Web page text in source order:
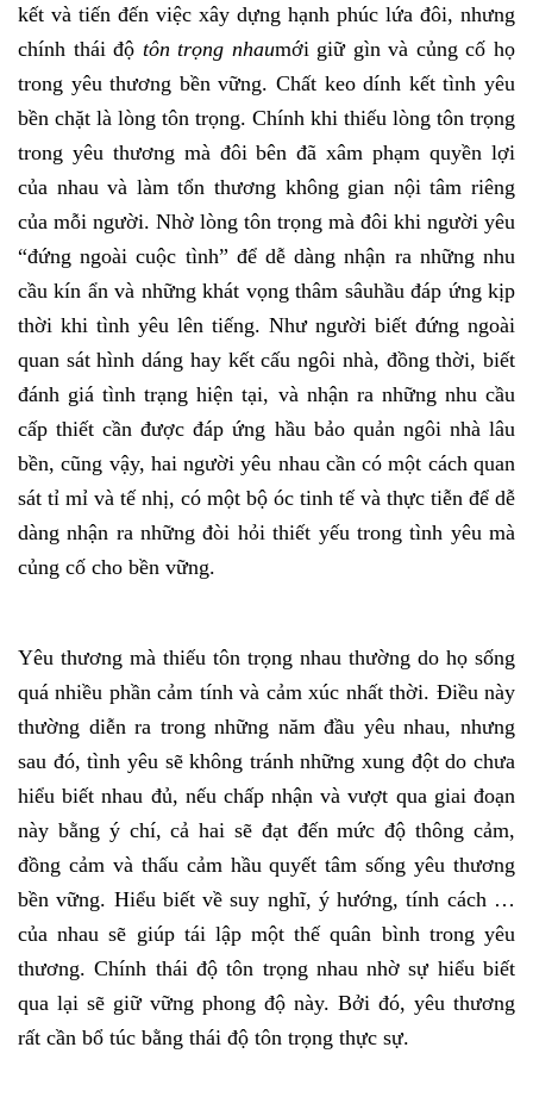
kết và tiến đến việc xây dựng hạnh phúc lứa đôi, nhưng
chính thái độ tôn trọng nhaumới giữ gìn và củng cố họ
trong yêu thương bền vững. Chất keo dính kết tình yêu
bền chặt là lòng tôn trọng. Chính khi thiếu lòng tôn trọng
trong yêu thương mà đôi bên đã xâm phạm quyền lợi
của nhau và làm tổn thương không gian nội tâm riêng
của mỗi người. Nhờ lòng tôn trọng mà đôi khi người yêu
“đứng ngoài cuộc tình” để dễ dàng nhận ra những nhu
cầu kín ẩn và những khát vọng thâm sâuhầu đáp ứng kịp
thời khi tình yêu lên tiếng. Như người biết đứng ngoài
quan sát hình dáng hay kết cấu ngôi nhà, đồng thời, biết
đánh giá tình trạng hiện tại, và nhận ra những nhu cầu
cấp thiết cần được đáp ứng hầu bảo quản ngôi nhà lâu
bền, cũng vậy, hai người yêu nhau cần có một cách quan
sát tỉ mỉ và tế nhị, có một bộ óc tinh tế và thực tiễn để dễ
dàng nhận ra những đòi hỏi thiết yếu trong tình yêu mà
củng cố cho bền vững.
Yêu thương mà thiếu tôn trọng nhau thường do họ sống
quá nhiều phần cảm tính và cảm xúc nhất thời. Điều này
thường diễn ra trong những năm đầu yêu nhau, nhưng
sau đó, tình yêu sẽ không tránh những xung đột do chưa
hiểu biết nhau đủ, nếu chấp nhận và vượt qua giai đoạn
này bằng ý chí, cả hai sẽ đạt đến mức độ thông cảm,
đồng cảm và thấu cảm hầu quyết tâm sống yêu thương
bền vững. Hiểu biết về suy nghĩ, ý hướng, tính cách …
của nhau sẽ giúp tái lập một thế quân bình trong yêu
thương. Chính thái độ tôn trọng nhau nhờ sự hiểu biết
qua lại sẽ giữ vững phong độ này. Bởi đó, yêu thương
rất cần bổ túc bằng thái độ tôn trọng thực sự.